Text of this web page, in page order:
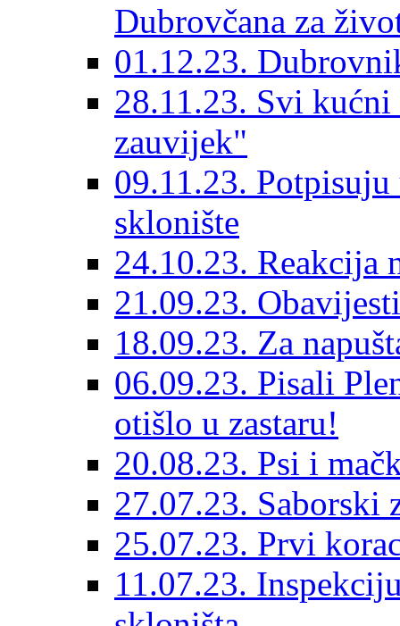
Dubrovčana za
01.12.23.
28.11.23. Svi
zauvijek"
09.11.23. Potpisuju
sklonište
24.10.23. Reakcija
21.09.23.
18.09.23. Za
06.09.23. Pisali
otišlo u zastaru!
20.08.23. Psi i
27.07.23. Saborski
25.07.23. Prvi
11.07.23.